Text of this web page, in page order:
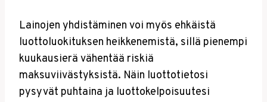
Lainojen yhdistäminen voi myös ehkäistä
luottoluokituksen heikkenemistä, sillä pienempi
kuukausierä vähentää riskiä
maksuviivästyksistä. Näin luottotietosi
pysyvät puhtaina ja luottokelpoisuutesi